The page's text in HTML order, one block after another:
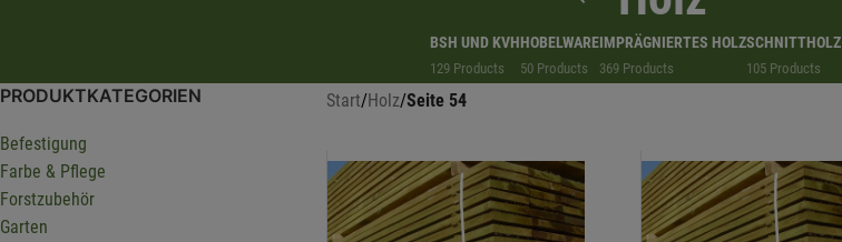
BSH UND KVH
129 Products
HOBELWARE
50 Products
IMPRÄGNIERTES HOLZ
369 Products
SCHNITTHOLZ
105 Products
PRODUKTKATEGORIEN
Befestigung
Farbe & Pflege
Forstzubehör
Garten
Start/Holz/Seite 54